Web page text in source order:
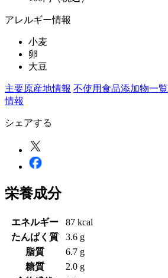
アレルギー情報
小麦
卵
大豆
主要原産地情報 不使用食品添加物一覧
情報
シェアする
栄養成分
エネルギー
87 kcal
たんぱく質
3.6 g
脂質
6.7 g
糖質
2.0 g